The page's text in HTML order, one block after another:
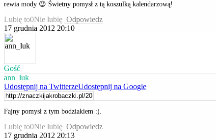
rewia mody 😉 Świetny pomysł z tą koszulką kalendarzową!
Lubię to0Nie lubię Odpowiedz
17 grudnia 2012 20:10
Gość
ann_luk
Udostępnij na TwitterzeUdostępnij na Google
Fajny pomysł z tym bodziakiem :).
Lubię to0Nie lubię Odpowiedz
17 grudnia 2012 20:13